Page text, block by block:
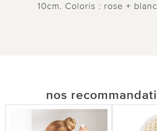
10cm. Coloris : rose +
nos